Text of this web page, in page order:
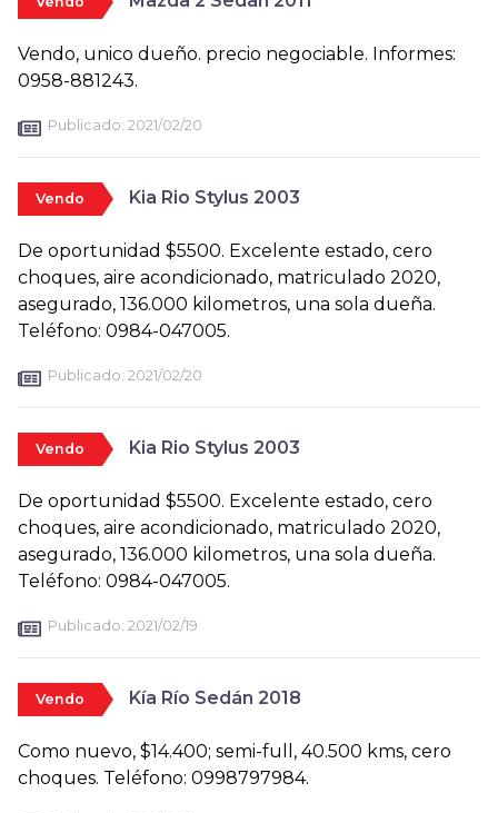
Vendo, unico dueño. precio negociable. Informes:
0958-881243.
Publicado: 2021/02/20
Vendo Kia Rio Stylus 2003
De oportunidad $5500. Excelente estado, cero
choques, aire acondicionado, matriculado 2020,
asegurado, 136.000 kilometros, una sola dueña.
Teléfono: 0984-047005.
Publicado: 2021/02/20
Vendo Kia Rio Stylus 2003
De oportunidad $5500. Excelente estado, cero
choques, aire acondicionado, matriculado 2020,
asegurado, 136.000 kilometros, una sola dueña.
Teléfono: 0984-047005.
Publicado: 2021/02/19
Vendo Kía Río Sedán 2018
Como nuevo, $14.400; semi-full, 40.500 kms, cero
choques. Teléfono: 0998797984.